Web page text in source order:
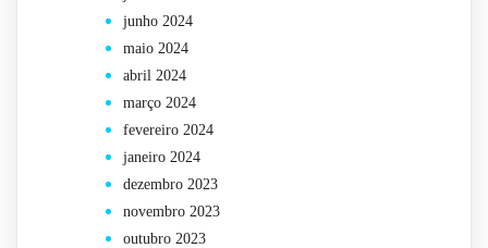
junho 2024
maio 2024
abril 2024
março 2024
fevereiro 2024
janeiro 2024
dezembro 2023
novembro 2023
outubro 2023